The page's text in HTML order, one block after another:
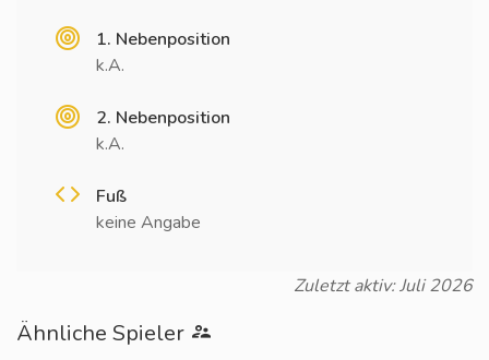
1. Nebenposition
k.A.
2. Nebenposition
k.A.
Fuß
keine Angabe
Zuletzt aktiv: Juli 2026
Ähnliche Spieler